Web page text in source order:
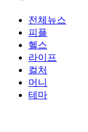
전체뉴스
피플
헬스
라이프
컬처
머니
테마